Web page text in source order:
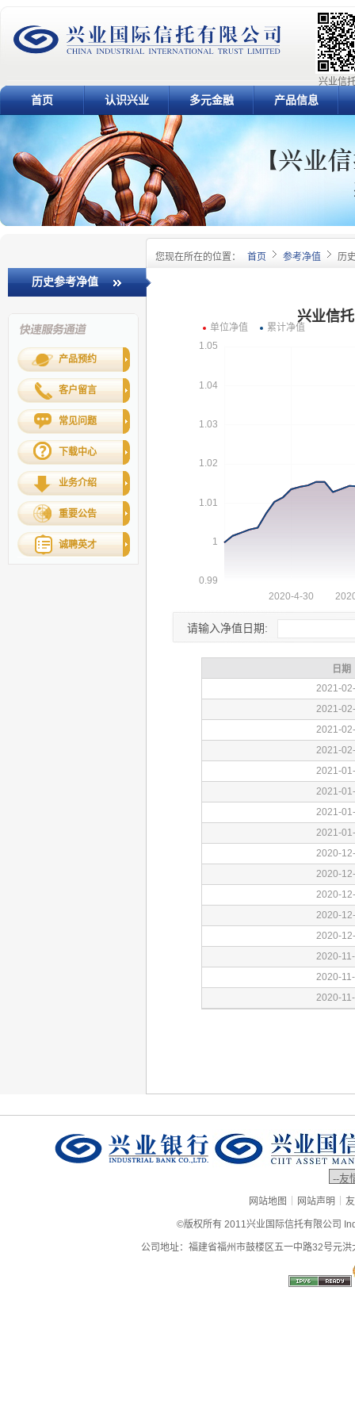
兴业信
首页 认识兴业 多元金融 产品信息
您现在所在的位置： 首页 参考净值 历
历史参考净值
产品预约
客户留言
常见问题
下载中心
业务介绍
重要公告
诚聘英才
请输入净值日期:
网站地图 | 网站声明 |
©版权所有 2011兴业国际信托有限公司
公司地址：福建省福州市鼓楼区五一中路32号元